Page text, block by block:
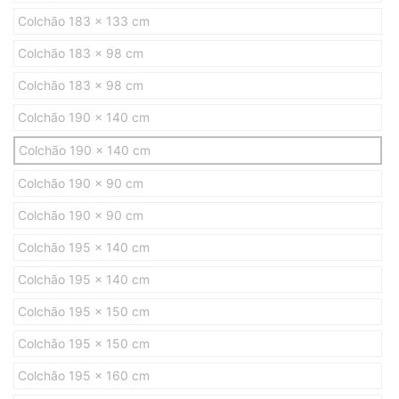
Colchão 183 x 133 cm
Colchão 183 x 98 cm
Colchão 183 x 98 cm
Colchão 190 x 140 cm
Colchão 190 x 140 cm
Colchão 190 x 90 cm
Colchão 190 x 90 cm
Colchão 195 x 140 cm
Colchão 195 x 140 cm
Colchão 195 x 150 cm
Colchão 195 x 150 cm
Colchão 195 x 160 cm